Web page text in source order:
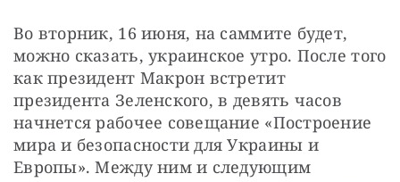
Во вторник, 16 июня, на саммите будет,
можно сказать, украинское утро. После того
как президент Макрон встретит
президента Зеленского, в девять часов
начнется рабочее совещание «Построение
мира и безопасности для Украины и
Европы». Между ним и следующим